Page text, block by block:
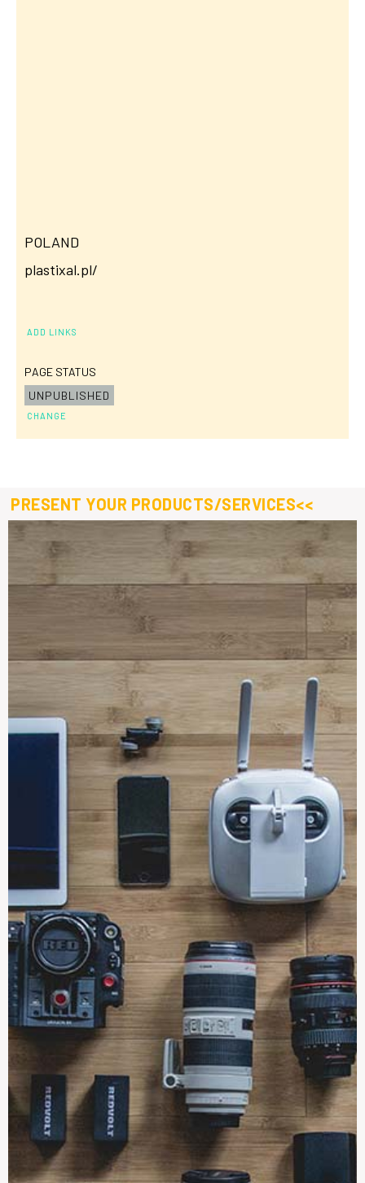
POLAND
plastixal.pl/
ADD LINKS
PAGE STATUS
UNPUBLISHED
CHANGE
PRESENT YOUR PRODUCTS/SERVICES<<